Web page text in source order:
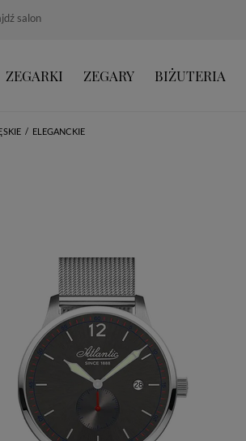
salon
ZEGARKI ZEGARY BIŻUTERIA
/ ELEGANCKIE